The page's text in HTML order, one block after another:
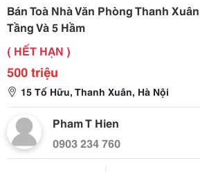
Bán Toà Nhà Văn Phòng Thanh
Tầng Và 5 Hầm
( HẾT HẠN )
500 triệu
15 Tố Hữu, Thanh Xuân, Hà Nội
Pham T Hien
0903 234 760